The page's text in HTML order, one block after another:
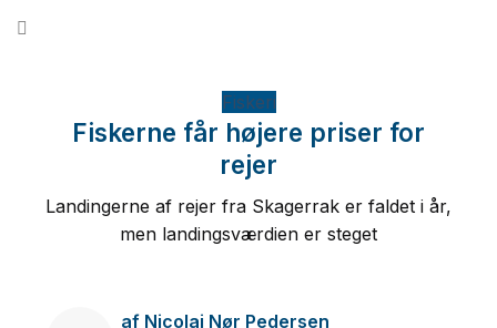
Fiskeri
Fiskerne får højere priser for
rejer
Landingerne af rejer fra Skagerrak er faldet i år,
men landingsværdien er steget
af Nicolai Nør Pedersen